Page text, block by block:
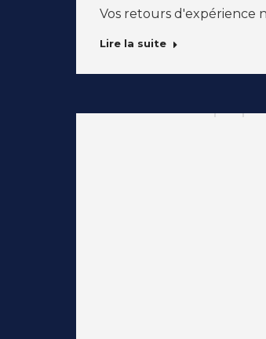
Vos retours d'expérience
Lire la suite